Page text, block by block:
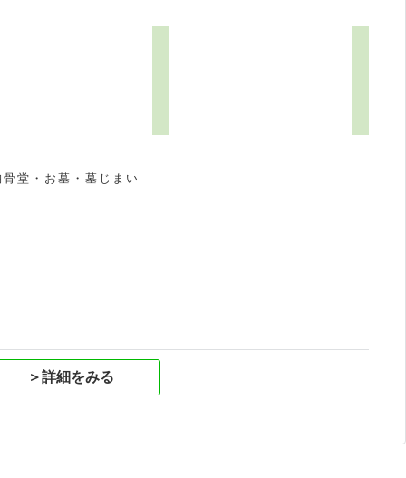
堂・お墓・墓じまい
＞詳細をみる